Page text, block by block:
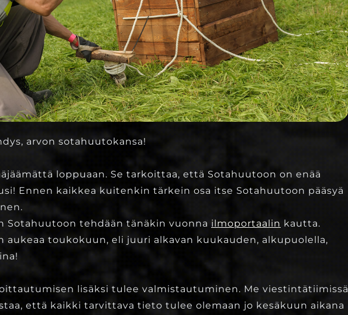
arvon sotahuutokansa!
loppuaan. Se tarkoittaa, että Sotahuutoon on enää
Ennen kaikkea kuitenkin tärkein osa itse Sotahuutoon pääsyä
Sotahuutoon tehdään tänäkin vuonna ilmoportaalin kautta.
toukokuun, eli juuri alkavan kuukauden, alkupuolella,
lisäksi tulee valmistautuminen. Me viestintätiimissä
että kaikki tarvittava tieto tulee olemaan jo kesäkuun aikana